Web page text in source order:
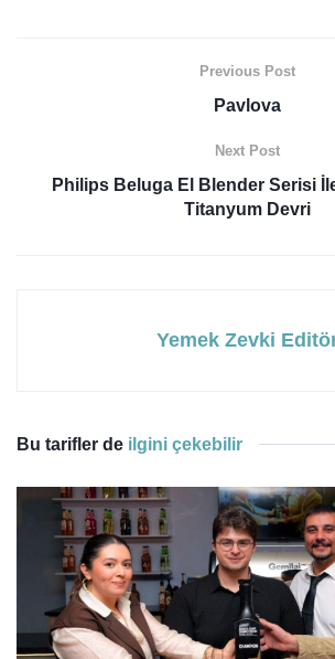
Previous Post
Pavlova
Next Post
Philips Beluga El Blender Serisi
Titanyum Devri
Yemek Zevki
Bu tarifler de ilgini çekebilir